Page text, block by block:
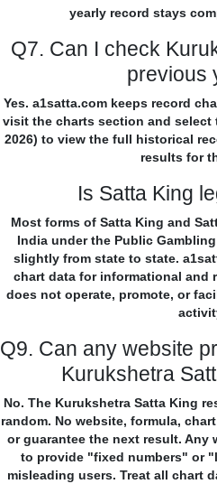
yearly record stays
Q7. Can I check
previous
Yes. a1satta.com keeps record
visit the charts section and select
2026) to view the full historical
results for
Is Satta King
Most forms of Satta King and
India under the Public
slightly from state to state.
chart data for informational and
does not operate, promote, or
Q9. Can any website
Kurukshetra
No. The Kurukshetra Satta King
random. No website, formula,
or guarantee the next result.
to provide "fixed numbers" or
misleading users. Treat all chart